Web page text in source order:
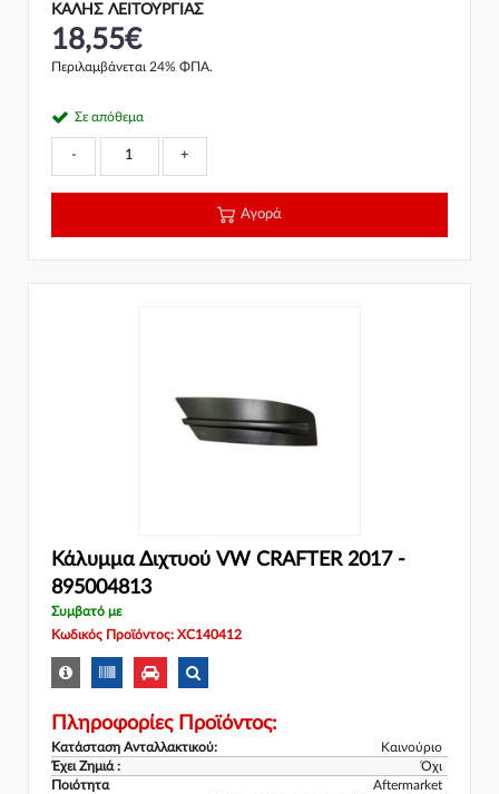
ΚΑΛΗΣ ΛΕΙΤΟΥΡΓΙΑΣ
18,55€
Περιλαμβάνεται 24% ΦΠΑ.
Σε απόθεμα
- +
Αγορά
Κάλυμμα Διχτυού VW CRAFTER 2017 -
895004813
Συμβατό με
Κωδικός Προϊόντος: XC140412
Πληροφορίες Προϊόντος:
Κατάσταση Ανταλλακτικού:
Καινούριο
Έχει Ζημιά :
Όχι
Ποιότητα
Aftermarket